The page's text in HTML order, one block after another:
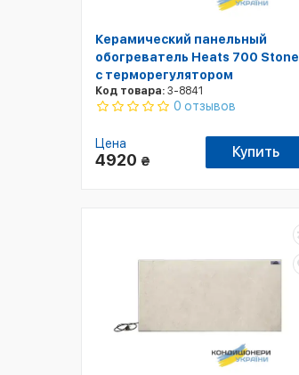
Керамический панельный
обогреватель Heats 700 Stone
с терморегулятором
Код товара: 3-8841
0 отзывов
Цена
4920 ₴
Купить